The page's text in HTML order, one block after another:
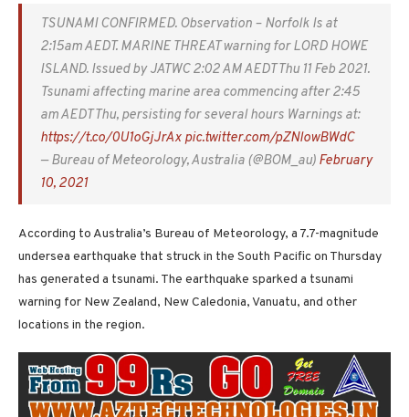
TSUNAMI CONFIRMED. Observation – Norfolk Is at
2:15am AEDT. MARINE THREAT warning for LORD HOWE
ISLAND. Issued by JATWC 2:02 AM AEDT Thu 11 Feb 2021.
Tsunami affecting marine area commencing after 2:45
am AEDT Thu, persisting for several hours Warnings at:
https://t.co/0U1oGjJrAx pic.twitter.com/pZNlowBWdC
— Bureau of Meteorology, Australia (@BOM_au) February
10, 2021
According to Australia’s Bureau of Meteorology, a 7.7-magnitude
undersea earthquake that struck in the South Pacific on Thursday
has generated a tsunami. The earthquake sparked a tsunami
warning for New Zealand, New Caledonia, Vanuatu, and other
locations in the region.